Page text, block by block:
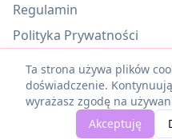
Regulamin
Polityka Prywatności
Oczekujące materiały
2025 Piękne Cytaty.
Ta strona używa plików
doświadczenie.
wyrażasz zgodę na
Akceptuję